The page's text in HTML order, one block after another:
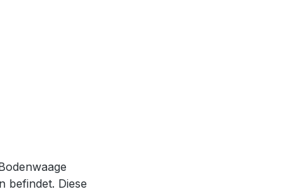
befindet. Diese